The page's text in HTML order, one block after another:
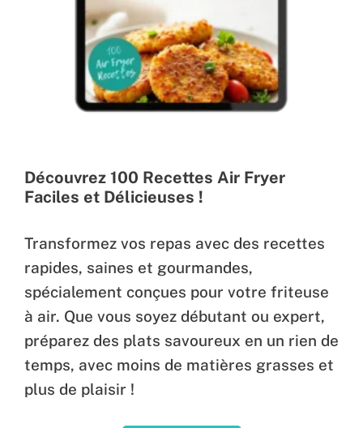
Découvrez 100 Recettes Air Fryer
Faciles et Délicieuses !
Transformez vos repas avec des recettes
rapides, saines et gourmandes,
spécialement conçues pour votre friteuse
à air. Que vous soyez débutant ou expert,
préparez des plats savoureux en un rien de
temps, avec moins de matières grasses et
plus de plaisir !